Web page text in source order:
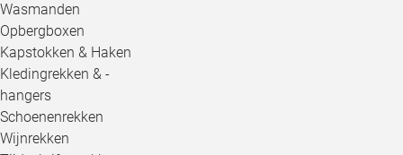
Wasmanden
Opbergboxen
Kapstokken & Haken
Kledingrekken & -
hangers
Schoenenrekken
Wijnrekken